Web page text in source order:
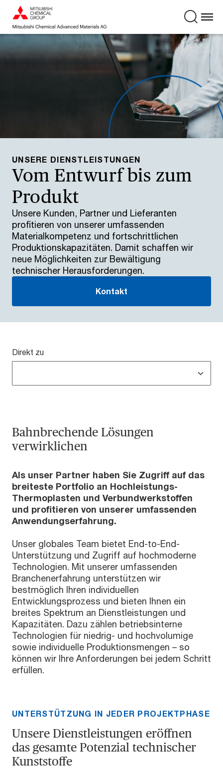
UNSERE DIENSTLEISTUNGEN
Vom Entwurf bis zum
Produkt
Unsere Kunden, Partner und Lieferanten
profitieren von unserer umfassenden
Materialkompetenz und fortschrittlichen
Produktionskapazitäten. Damit schaffen wir
neue Möglichkeiten zur Bewältigung
technischer Herausforderungen.
Kontakt
Direkt zu
Bahnbrechende Lösungen
verwirklichen
Als unser Partner haben Sie Zugriff auf das
breiteste Portfolio an Hochleistungs-
Thermoplasten und Verbundwerkstoffen
und profitieren von unserer umfassenden
Anwendungserfahrung.
Unser globales Team bietet End-to-End-
Unterstützung und Zugriff auf hochmoderne
Technologien. Mit unserer umfassenden
Branchenerfahrung unterstützen wir
bestmöglich Ihren individuellen
Entwicklungsprozess und bieten Ihnen ein
breites Spektrum an Dienstleistungen und
Kapazitäten. Dazu zählen betriebsinterne
Technologien für niedrig- und hochvolumige
sowie individuelle Produktionsmengen – so
können wir Ihre Anforderungen bei jedem Schritt
erfüllen.
UNTERSTÜTZUNG IN JEDER PROJEKTPHASE
Unsere Dienstleistungen eröffnen
das gesamte Potenzial technischer
Kunststoffe